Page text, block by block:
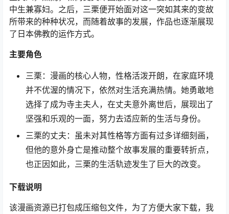
中生兼寡妇。之后，三栗便开始面对这一突如其来的变故
所带来的种种状况，而随着故事的发展，作品也逐渐展现
了日本佛教的运作方式。
主要角色
三栗：漫画的核心人物，性格活泼开朗，在家庭环境
并不优渥的情况下，依然对生活充满热情。她勇敢地
选择了成为寺主夫人，在丈夫意外离世后，展现出了
坚强和乐观的一面，努力去适应新的生活与身份。
三栗的丈夫：虽未对其性格等方面有过多详细刻画，
但他的意外身亡是推动整个故事发展的重要转折点，
也正因如此，三栗的生活轨迹发生了巨大的改变。
下载说明
该漫画资源已打包成压缩包文件，为了方便大家下载，我